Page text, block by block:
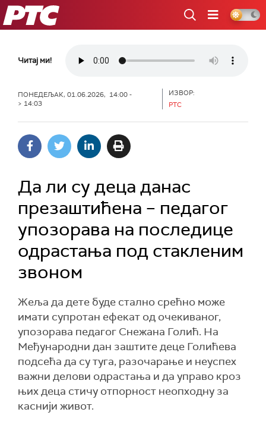
РТС
Читај ми!
ПОНЕДЕЉАК, 01.06.2026, 14:00 -
> 14:03
ИЗВОР:
РТС
Да ли су деца данас
презаштићена – педагог
упозорава на последице
одрастања под стакленим
звоном
Жеља да дете буде стално срећно може
имати супротан ефекат од очекиваног,
упозорава педагог Снежана Голић. На
Међународни дан заштите деце Голићева
подсећа да су туга, разочарање и неуспех
важни делови одрастања и да управо кроз
њих деца стичу отпорност неопходну за
каснији живот.